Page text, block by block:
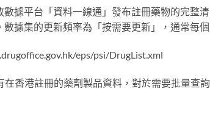
據平台「資料一線通」發布註冊藥物的完整
數據集的更新頻率為「按需要更新」，通常每
eps/psi/DrugList.xml
在香港註冊的藥劑製品資料，對於需要批量查